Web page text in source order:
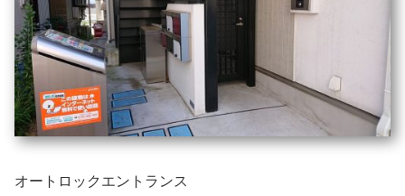
オートロックエントランス